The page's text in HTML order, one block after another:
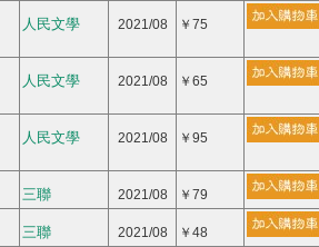
人民文學 2021/08 ￥75
人民文學 2021/08 ￥65
人民文學 2021/08 ￥95
三聯 2021/08 ￥79
三聯 2021/08 ￥48